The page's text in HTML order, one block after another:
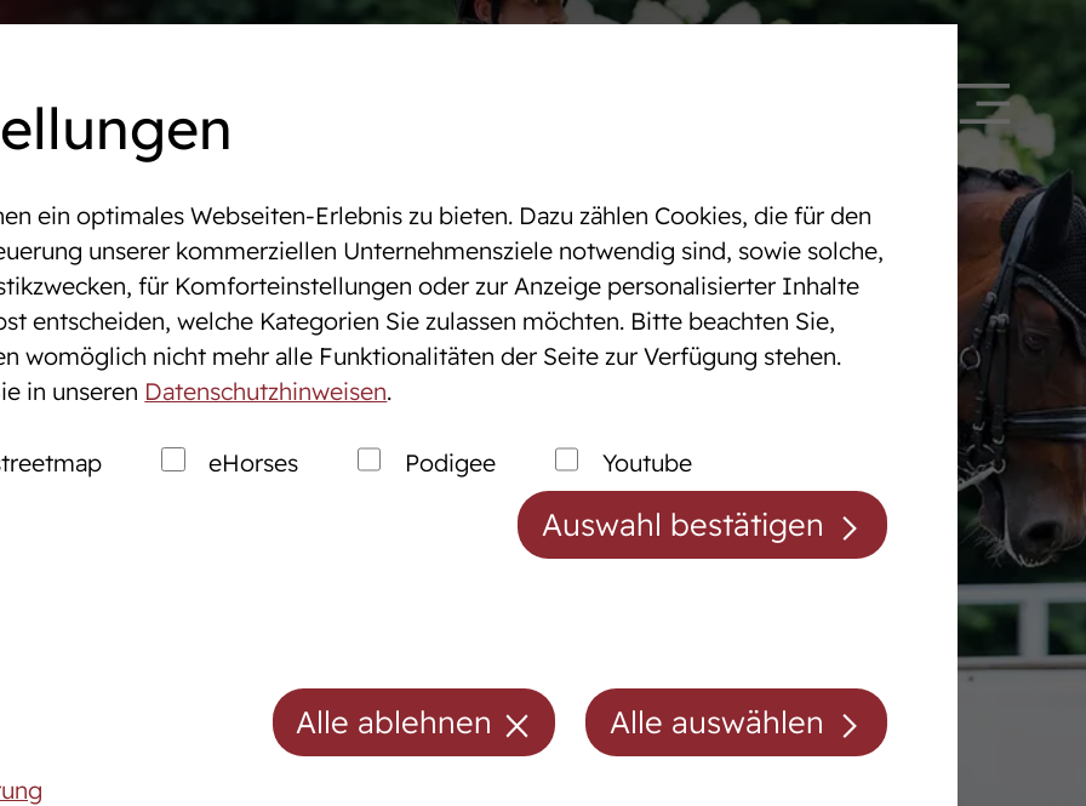
ein optimales Webseiten-Erlebnis zu bieten. Dazu zählen Cookies, die für den
unserer kommerziellen Unternehmensziele notwendig sind, sowie solche,
für Komforteinstellungen oder zur Anzeige personalisierter Inhalte
entscheiden, welche Kategorien Sie zulassen möchten. Bitte beachten Sie,
womöglich nicht mehr alle Funktionalitäten der Seite zur Verfügung stehen.
in unseren Datenschutzhinweisen.
eHorses Podigee Youtube
Auswahl bestätigen
Alle ablehnen Alle auswählen
& Turniere
Zucht
Westfälische Pferdezucht
Züchter der Zukunft
Stutenpool
Fohlen
Pferdezentrum
Pferdeausbildung
Prüfungsvorbereitung